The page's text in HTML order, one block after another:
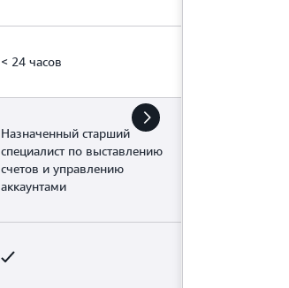
< 24 часов
Назначенный старший
специалист по выставлению
счетов и управлению
аккаунтами